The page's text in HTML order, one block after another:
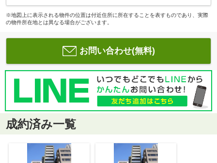
※地図上に表示される物件の位置は付近住所に所在することを表すものであり、実際
の物件所在地とは異なる場合がございます。
お問い合わせ(無料)
成約済み一覧